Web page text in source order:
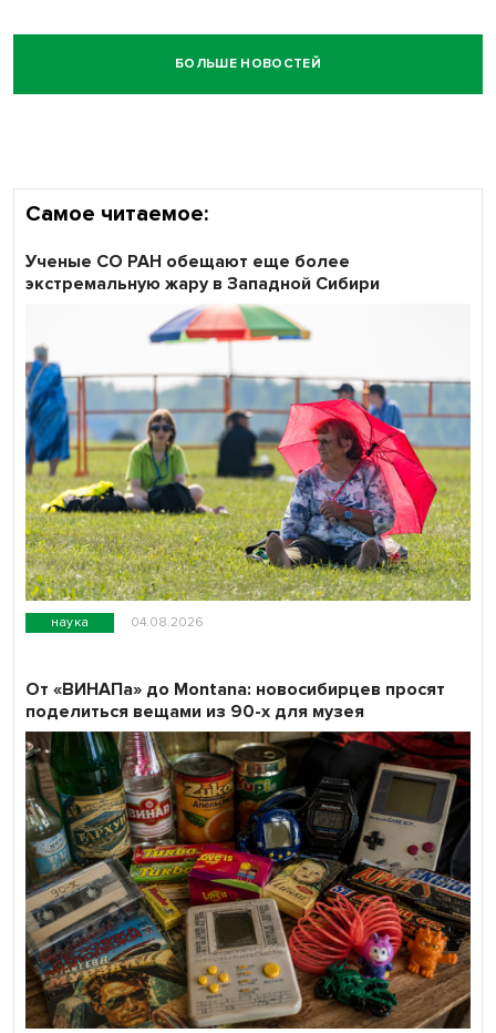
БОЛЬШЕ НОВОСТЕЙ
Самое читаемое:
наука 04.08.2026
Ученые СО РАН обещают еще более
экстремальную жару в Западной Сибири
От «ВИНАПа» до Montana: новосибирцев просят
поделиться вещами из 90-х для музея